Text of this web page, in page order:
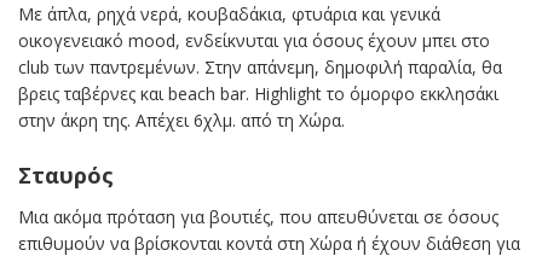
Με άπλα, ρηχά νερά, κουβαδάκια, φτυάρια και γενικά
οικογενειακό mood, ενδείκνυται για όσους έχουν μπει στο
club των παντρεμένων. Στην απάνεμη, δημοφιλή παραλία, θα
βρεις ταβέρνες και beach bar. Highlight το όμορφο εκκλησάκι
στην άκρη της. Απέχει 6χλμ. από τη Χώρα.
Σταυρός
Μια ακόμα πρόταση για βουτιές, που απευθύνεται σε όσους
επιθυμούν να βρίσκονται κοντά στη Χώρα ή έχουν διάθεση για